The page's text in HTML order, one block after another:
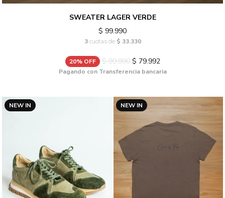
SWEATER LAGER VERDE
$ 99.990
3cuotas de $ 33.330
20% OFF $ 99.990$ 79.992
Pagando con Transferencia bancaria
NEW IN NEW IN